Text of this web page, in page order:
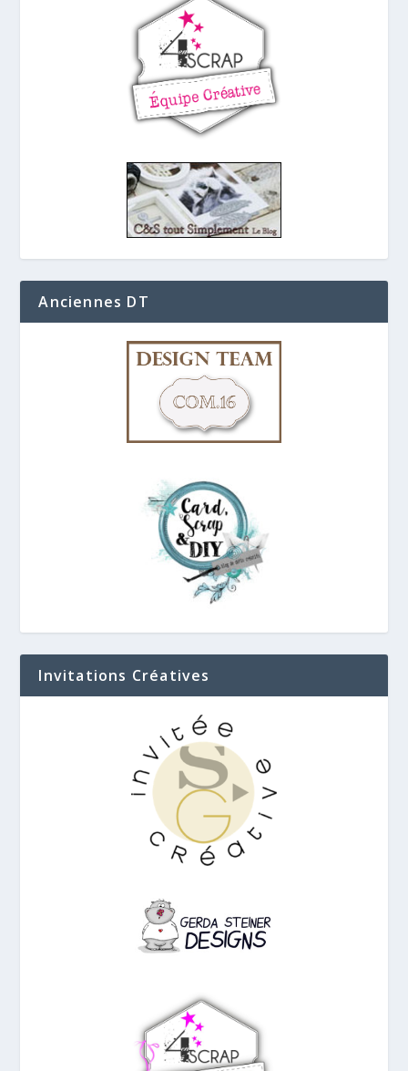
Anciennes DT
Invitations Créatives